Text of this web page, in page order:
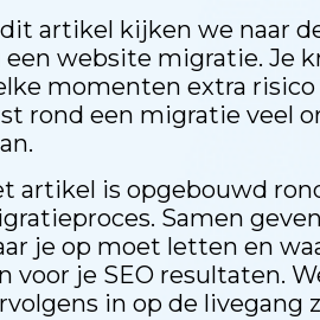
artikel kijken we naar
een website migratie. Je
momenten extra
rond een migratie veel
artikel is opgebouwd
Samen
je op moet letten en
voor je SEO resultaten.
in op de livegang